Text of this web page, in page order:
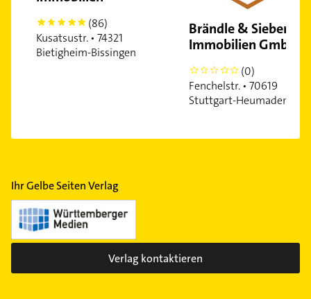
5
(86)
Kusatsustr. • 74321
Bietigheim-Bissingen
Brändle & Siebert
Immobilien GmbH
0
(0)
Fenchelstr. • 70619
Stuttgart-Heumaden
Ihr Gelbe Seiten Verlag
Verlag kontaktieren